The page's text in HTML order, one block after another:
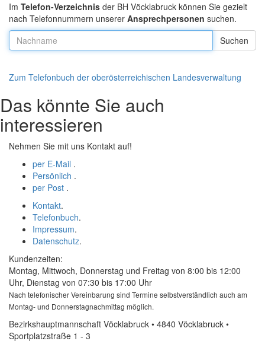
Im Telefon-Verzeichnis der BH Vöcklabruck können Sie gezielt
nach Telefonnummern unserer Ansprechpersonen suchen.
Nachname:
Zum Telefonbuch der oberösterreichischen Landesverwaltung
Das könnte Sie auch
interessieren
Nehmen Sie mit uns Kontakt auf!
per E-Mail .
Persönlich .
per Post .
Kontakt.
Telefonbuch.
Impressum.
Datenschutz.
Kundenzeiten:
Montag, Mittwoch, Donnerstag und Freitag von 8:00 bis 12:00
Uhr, Dienstag von 07:30 bis 17:00 Uhr
Nach telefonischer Vereinbarung sind Termine selbstverständlich auch am
Montag- und Donnerstagnachmittag möglich.
Bezirkshauptmannschaft Vöcklabruck • 4840 Vöcklabruck •
Sportplatzstraße 1 - 3